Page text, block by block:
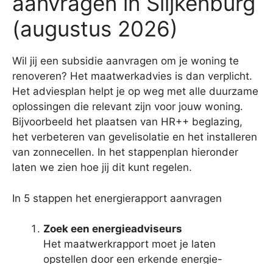
(augustus 2026)
Wil jij een subsidie aanvragen om je woning te
renoveren? Het maatwerkadvies is dan verplicht.
Het adviesplan helpt je op weg met alle duurzame
oplossingen die relevant zijn voor jouw woning.
Bijvoorbeeld het plaatsen van HR++ beglazing,
het verbeteren van gevelisolatie en het installeren
van zonnecellen. In het stappenplan hieronder
laten we zien hoe jij dit kunt regelen.
In 5 stappen het energierapport aanvragen
Zoek een energieadviseurs
Het maatwerkrapport moet je laten
opstellen door een erkende energie-